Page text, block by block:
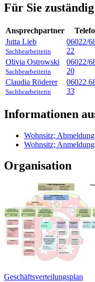
Für Sie zuständig
Ansprechpartner
Jutta Lieb
Sachbearbeiterin
06022/
22
Olivia Ostrowski
Sachbearbeiterin
06022/
20
Claudia Röderer
Sachbearbeiterin
06022
33
Informationen
Wohnsitz; Abmeldung
Wohnsitz; Anmeldung
Organisation
Geschäftsverteilungsplan